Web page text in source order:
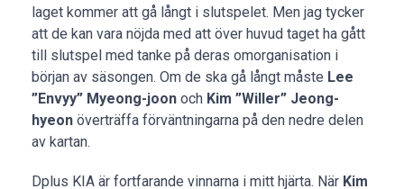
laget kommer att gå långt i slutspelet. Men jag tycker
att de kan vara nöjda med att över huvud taget ha gått
till slutspel med tanke på deras omorganisation i
början av säsongen. Om de ska gå långt måste Lee
”Envyy” Myeong-joon och Kim ”Willer” Jeong-
hyeon överträffa förväntningarna på den nedre delen
av kartan.
Dplus KIA är fortfarande vinnarna i mitt hjärta. När Kim